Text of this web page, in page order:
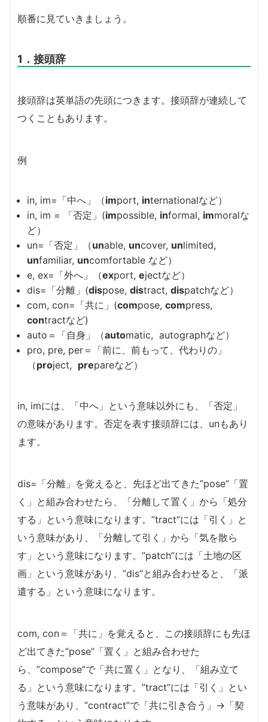
順番に見ていきましょう。
1．接頭辞
接頭辞は英単語の先頭につきます。接頭辞が連続して
つくこともあります。
例
in, im=「中へ」（import, internationalなど）
in, im = 「否定」(impossible, informal, immoralな
ど）
un=「否定」（unable, uncover, unlimited,
unfamiliar, uncomfortable など）
e, ex=「外へ」（export, ejectなど）
dis=「分離」(dispose, distract, dispatchなど）
com, con=「共に」(compose, compress,
contractなど)
auto＝「自身」（automatic, autographなど）
pro, pre, per＝「前に、前もって、代わりの」
（project, prepareなど）
in, imには、「中へ」という意味以外にも、「否定」
の意味があります。否定を表す接頭辞には、unもあり
ます。
dis=「分離」を覚えると、先ほど出てきた”pose”「置
く」と組み合わせたら、「分離して置く」から「処分
する」という意味になります。”tract”には「引く」と
いう意味があり、「分離して引く」から「気を散ら
す」という意味になります。”patch”には「土地の区
画」という意味があり、”dis”と組み合わせると、「派
遣する」という意味になります。
com, con＝「共に」を覚えると、この接頭辞にも先ほ
ど出てきた”pose”「置く」と組み合わせた
ら、”compose”で「共に置く」となり、「組み立て
る」という意味になります。”tract”には「引く」とい
う意味があり、”contract”で「共に引き合う」→「契